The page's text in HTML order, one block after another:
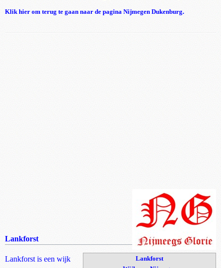
Klik hier om terug te gaan naar de pagina Nijmegen Dukenburg.
Lankforst
Lankforst
Lankforst is een wijk